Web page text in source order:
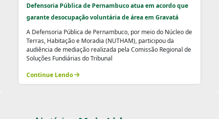
Defensoria Pública de Pernambuco atua em acordo que
garante desocupação voluntária de área em Gravatá
A Defensoria Pública de Pernambuco, por meio do Núcleo de
Terras, Habitação e Moradia (NUTHAM), participou da
audiência de mediação realizada pela Comissão Regional de
Soluções Fundiárias do Tribunal
Continue Lendo